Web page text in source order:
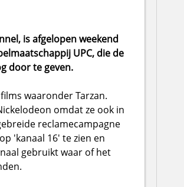
is afgelopen weekend
UPC, die de
door te geven.
waaronder Tarzan.
omdat ze ook in
reclamecampagne
'kanaal 16' te zien en
gebruikt waar of het